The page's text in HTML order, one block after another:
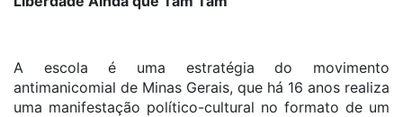
A escola é uma estratégia do movimento
antimanicomial de Minas Gerais, que há 16 anos realiza
uma manifestação político-cultural no formato de um